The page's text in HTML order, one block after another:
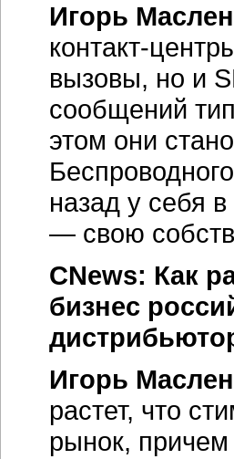
Игорь
контакт-
вызовы, но и
сообщений
этом они
назад у себя
— свою
CNews: Как
бизнес
Игорь
растет, что
рынок, причем